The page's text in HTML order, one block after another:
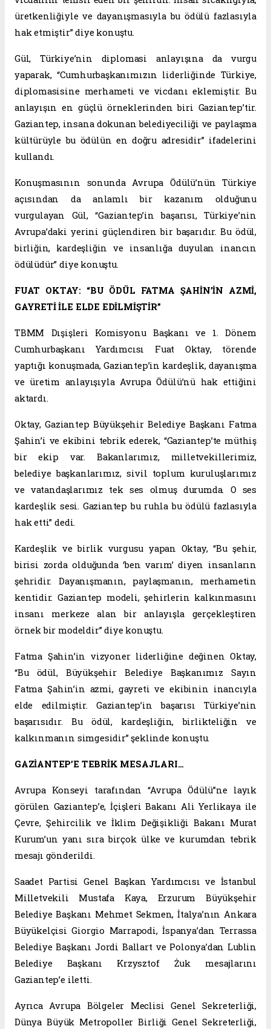
üretkenliğiyle ve dayanışmasıyla bu ödülü fazlasıyla
hak etmiştir” diye konuştu.
Gül, Türkiye’nin diplomasi anlayışına da vurgu
yaparak, “Cumhurbaşkanımızın liderliğinde Türkiye,
diplomasisine merhameti ve vicdanı eklemiştir. Bu
anlayışın en güçlü örneklerinden biri Gaziantep’tir.
Gaziantep, insana dokunan belediyeciliği ve paylaşma
kültürüyle bu ödülün en doğru adresidir” ifadelerini
kullandı.
Konuşmasının sonunda Avrupa Ödülü’nün Türkiye
açısından da anlamlı bir kazanım olduğunu
vurgulayan Gül, “Gaziantep’in başarısı, Türkiye’nin
Avrupa’daki yerini güçlendiren bir başarıdır. Bu ödül,
birliğin, kardeşliğin ve insanlığa duyulan inancın
ödülüdür” diye konuştu.
FUAT OKTAY: “BU ÖDÜL FATMA ŞAHİN’İN AZMİ,
GAYRETİ İLE ELDE EDİLMİŞTİR”
TBMM Dışişleri Komisyonu Başkanı ve 1. Dönem
Cumhurbaşkanı Yardımcısı Fuat Oktay, törende
yaptığı konuşmada, Gaziantep’in kardeşlik, dayanışma
ve üretim anlayışıyla Avrupa Ödülü’nü hak ettiğini
aktardı.
Oktay, Gaziantep Büyükşehir Belediye Başkanı Fatma
Şahin’i ve ekibini tebrik ederek, “Gaziantep’te müthiş
bir ekip var. Bakanlarımız, milletvekillerimiz,
belediye başkanlarımız, sivil toplum kuruluşlarımız
ve vatandaşlarımız tek ses olmuş durumda. O ses
kardeşlik sesi. Gaziantep bu ruhla bu ödülü fazlasıyla
hak etti” dedi.
Kardeşlik ve birlik vurgusu yapan Oktay, “Bu şehir,
birisi zorda olduğunda ‘ben varım’ diyen insanların
şehridir. Dayanışmanın, paylaşmanın, merhametin
kentidir. Gaziantep modeli, şehirlerin kalkınmasını
insanı merkeze alan bir anlayışla gerçekleştiren
örnek bir modeldir” diye konuştu.
Fatma Şahin’in vizyoner liderliğine değinen Oktay,
“Bu ödül, Büyükşehir Belediye Başkanımız Sayın
Fatma Şahin’in azmi, gayreti ve ekibinin inancıyla
elde edilmiştir. Gaziantep’in başarısı Türkiye’nin
başarısıdır. Bu ödül, kardeşliğin, birlikteliğin ve
kalkınmanın simgesidir” şeklinde konuştu.
GAZİANTEP’E TEBRİK MESAJLARI…
Avrupa Konseyi tarafından “Avrupa Ödülü”ne layık
görülen Gaziantep’e, İçişleri Bakanı Ali Yerlikaya ile
Çevre, Şehircilik ve İklim Değişikliği Bakanı Murat
Kurum’un yanı sıra birçok ülke ve kurumdan tebrik
mesajı gönderildi.
Saadet Partisi Genel Başkan Yardımcısı ve İstanbul
Milletvekili Mustafa Kaya, Erzurum Büyükşehir
Belediye Başkanı Mehmet Sekmen, İtalya’nın Ankara
Büyükelçisi Giorgio Marrapodi, İspanya’dan Terrassa
Belediye Başkanı Jordi Ballart ve Polonya’dan Lublin
Belediye Başkanı Krzysztof Żuk mesajlarını
Gaziantep’e iletti.
Ayrıca Avrupa Bölgeler Meclisi Genel Sekreterliği,
Dünya Büyük Metropoller Birliği Genel Sekreterliği,